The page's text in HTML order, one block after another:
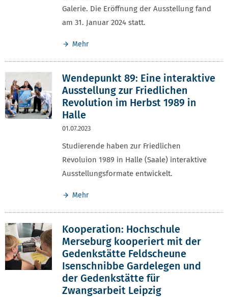
Galerie. Die Eröffnung der Ausstellung fand
am 31. Januar 2024 statt.
Mehr
Wendepunkt 89: Eine interaktive
Ausstellung zur Friedlichen
Revolution im Herbst 1989 in
Halle
01.07.2023
Studierende haben zur Friedlichen
Revoluion 1989 in Halle (Saale) interaktive
Ausstellungsformate entwickelt.
Mehr
Kooperation: Hochschule
Merseburg kooperiert mit der
Gedenkstätte Feldscheune
Isenschnibbe Gardelegen und
der Gedenkstätte für
Zwangsarbeit Leipzig